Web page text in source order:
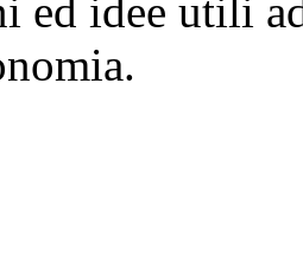
ed idee utili